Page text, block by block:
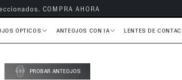
pedidos
ÓPTICOS ANTEOJOS CON IA LENTES DE
PROBAR ANTEOJOS